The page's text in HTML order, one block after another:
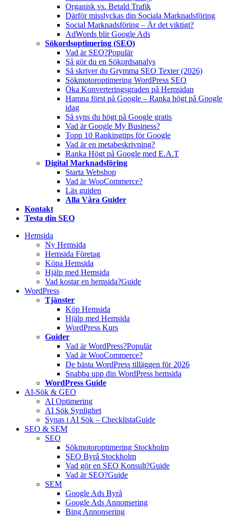
Organisk vs. Betald Trafik
Därför misslyckas din Sociala Marknadsföring
Social Marknadsföring – Är det viktigt?
AdWords blir Google Ads
Sökordsoptimering (SEO)
Vad är SEO?Populär
Så gör du en Sökordsanalys
Så skriver du Grymma SEO Texter (2026)
Sökmotoroptimering WordPress SEO
Öka Konverteringsgraden på Hemsidan
Hamna först på Google – Ranka högt på Google
idag
Så syns du högt på Google gratis
Vad är Google My Business?
Topp 10 Rankingtips för Google
Vad är en metabeskrivning?
Ranka Högt på Google med E.A.T
Digital Marknadsföring
Starta Webshop
Vad är WooCommerce?
Läs guiden
Alla Våra Guider
Kontakt
Testa din SEO
Hemsida
Ny Hemsida
Hemsida Företag
Köpa Hemsida
Hjälp med Hemsida
Vad kostar en hemsida?Guide
WordPress
Tjänster
Köp Hemsida
Hjälp med Hemsida
WordPress Kurs
Guider
Vad är WordPress?Populär
Vad är WooCommerce?
De bästa WordPress tilläggen för 2026
Snabba upp din WordPress hemsida
WordPress Guide
AI-Sök & GEO
AI Optimering
AI Sök Synlighet
Synas i AI Sök – ChecklistaGuide
SEO & SEM
SEO
Sökmotoroptimering Stockholm
SEO Byrå Stockholm
Vad gör en SEO Konsult?Guide
Vad är SEO?Guide
SEM
Google Ads Byrå
Google Ads Annonsering
Bing Annonsering